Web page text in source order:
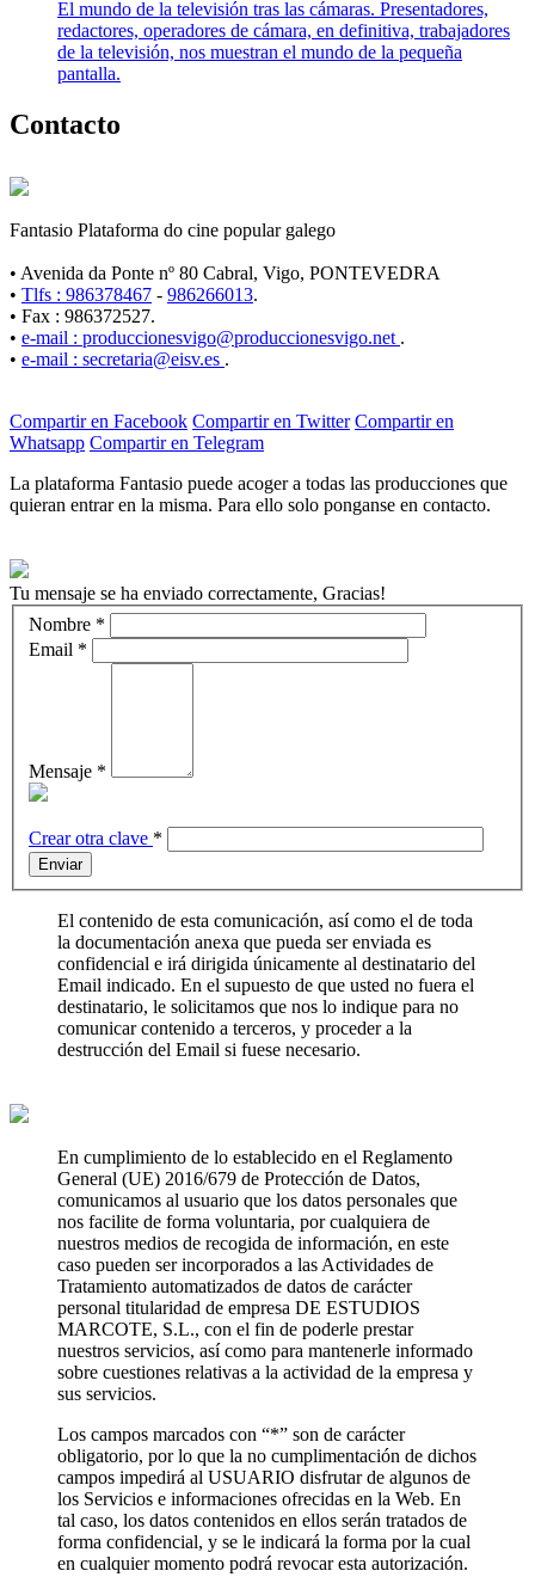
El mundo de la televisión tras las cámaras. Presentadores,
redactores, operadores de cámara, en definitiva, trabajadores
de la televisión, nos muestran el mundo de la pequeña
pantalla.
Contacto
Fantasio Plataforma do cine popular galego
• Avenida da Ponte nº 80 Cabral, Vigo, PONTEVEDRA
• Tlfs : 986378467 - 986266013.
• Fax : 986372527.
• e-mail : produccionesvigo@produccionesvigo.net .
• e-mail : secretaria@eisv.es .
Compartir en Facebook Compartir en Twitter Compartir en
Whatsapp Compartir en Telegram
La plataforma Fantasio puede acoger a todas las producciones que
quieran entrar en la misma. Para ello solo ponganse en contacto.
Tu mensaje se ha enviado correctamente, Gracias!
Nombre *
Email *
Mensaje *
Crear otra clave *
Enviar
El contenido de esta comunicación, así como el de toda
la documentación anexa que pueda ser enviada es
confidencial e irá dirigida únicamente al destinatario del
Email indicado. En el supuesto de que usted no fuera el
destinatario, le solicitamos que nos lo indique para no
comunicar contenido a terceros, y proceder a la
destrucción del Email si fuese necesario.
En cumplimiento de lo establecido en el Reglamento
General (UE) 2016/679 de Protección de Datos,
comunicamos al usuario que los datos personales que
nos facilite de forma voluntaria, por cualquiera de
nuestros medios de recogida de información, en este
caso pueden ser incorporados a las Actividades de
Tratamiento automatizados de datos de carácter
personal titularidad de empresa DE ESTUDIOS
MARCOTE, S.L., con el fin de poderle prestar
nuestros servicios, así como para mantenerle informado
sobre cuestiones relativas a la actividad de la empresa y
sus servicios.
Los campos marcados con “*” son de carácter
obligatorio, por lo que la no cumplimentación de dichos
campos impedirá al USUARIO disfrutar de algunos de
los Servicios e informaciones ofrecidas en la Web. En
tal caso, los datos contenidos en ellos serán tratados de
forma confidencial, y se le indicará la forma por la cual
en cualquier momento podrá revocar esta autorización.